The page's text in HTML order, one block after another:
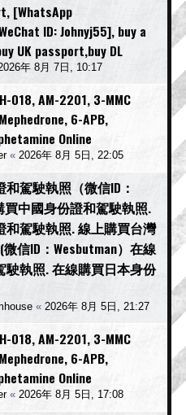
[WhatsApp
ID: Johnyj55], buy a
UK passport,buy DL
年 8月 7日, 10:17
018, AM-2201, 3-MMC
6-APB,
Online
« 2026年 8月 5日, 22:05
駕駛執照（微信ID：
買中國身份證和駕駛執照.
和駕駛執照. 線上購買台灣
信ID：Wesbutman）在線
駛執照. 在線購買日本身份
« 2026年 8月 5日, 21:27
018, AM-2201, 3-MMC
6-APB,
Online
« 2026年 8月 5日, 17:08